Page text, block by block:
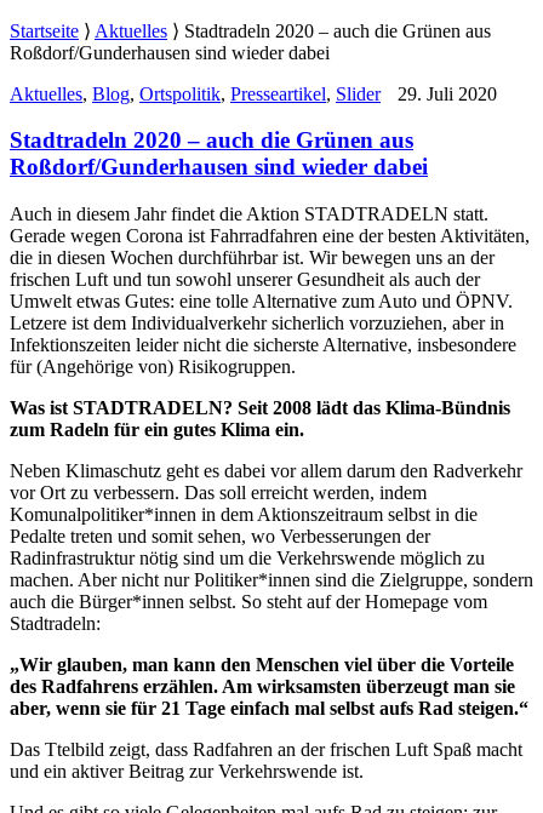
Startseite ⟩ Aktuelles ⟩ Stadtradeln 2020 – auch die Grünen aus
Roßdorf/Gunderhausen sind wieder dabei
Aktuelles, Blog, Ortspolitik, Presseartikel, Slider 29. Juli 2020
Stadtradeln 2020 – auch die Grünen aus
Roßdorf/Gunderhausen sind wieder dabei
Auch in diesem Jahr findet die Aktion STADTRADELN statt.
Gerade wegen Corona ist Fahrradfahren eine der besten Aktivitäten,
die in diesen Wochen durchführbar ist. Wir bewegen uns an der
frischen Luft und tun sowohl unserer Gesundheit als auch der
Umwelt etwas Gutes: eine tolle Alternative zum Auto und ÖPNV.
Letzere ist dem Individualverkehr sicherlich vorzuziehen, aber in
Infektionszeiten leider nicht die sicherste Alternative, insbesondere
für (Angehörige von) Risikogruppen.
Was ist STADTRADELN? Seit 2008 lädt das Klima-Bündnis
zum Radeln für ein gutes Klima ein.
Neben Klimaschutz geht es dabei vor allem darum den Radverkehr
vor Ort zu verbessern. Das soll erreicht werden, indem
Komunalpolitiker*innen in dem Aktionszeitraum selbst in die
Pedalte treten und somit sehen, wo Verbesserungen der
Radinfrastruktur nötig sind um die Verkehrswende möglich zu
machen. Aber nicht nur Politiker*innen sind die Zielgruppe, sondern
auch die Bürger*innen selbst. So steht auf der Homepage vom
Stadtradeln:
„Wir glauben, man kann den Menschen viel über die Vorteile
des Radfahrens erzählen. Am wirksamsten überzeugt man sie
aber, wenn sie für 21 Tage einfach mal selbst aufs Rad steigen.“
Das Ttelbild zeigt, dass Radfahren an der frischen Luft Spaß macht
und ein aktiver Beitrag zur Verkehrswende ist.